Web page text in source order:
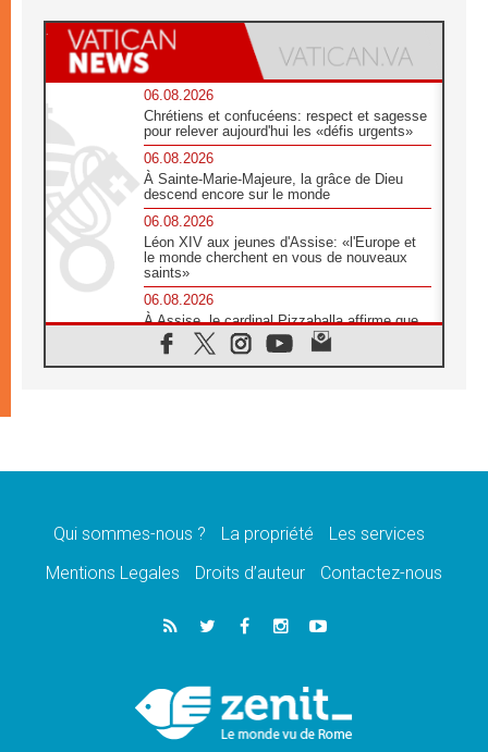
06.08.2026
Chrétiens et confucéens: respect et sagesse
pour relever aujourd'hui les «défis urgents»
06.08.2026
À Sainte-Marie-Majeure, la grâce de Dieu
descend encore sur le monde
06.08.2026
Léon XIV aux jeunes d'Assise: «l'Europe et
le monde cherchent en vous de nouveaux
saints»
06.08.2026
À Assise, le cardinal Pizzaballa affirme que
«les chrétiens veulent la paix»
06.08.2026
message de paix et de dignité humaine»
«La visite du Pape en Uruguay renforcera
05.08.2026
Le nonce en Ukraine: «Il est inquiétant
Léon XIV au Pérou, une lueur d'espoir pour
un peuple en quête de paix
Qui sommes-nous ? La propriété
Les services
Mentions Legales
Droits d’auteur Contactez-nous